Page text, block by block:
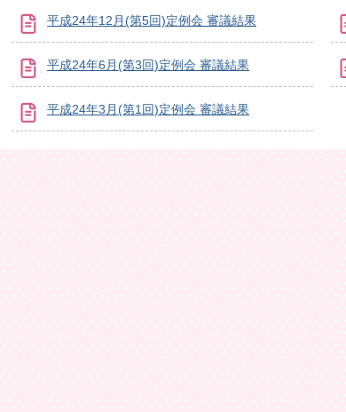
平成24年12月(第5回)定例会 審議結果
平成24年6月(第3回)定例会 審議結果
平成24年3月(第1回)定例会 審議結果